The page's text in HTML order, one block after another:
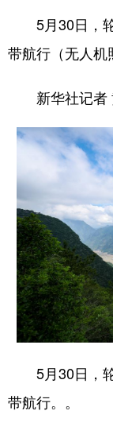
5月30日，轮
带航行（无人机
新华社记者
5月30日，轮
带航行。。